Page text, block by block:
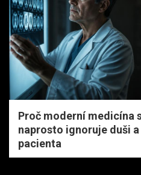
Proč moderní medicína
naprosto ignoruje duši
pacienta